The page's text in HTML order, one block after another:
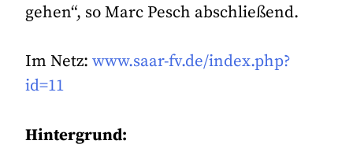
gehen“, so Marc Pesch abschließend.
Im Netz:www.saar-fv.de/index.php?
id=11
Hintergrund: